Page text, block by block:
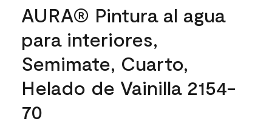
AURA® Pintura al agua
para interiores,
Semimate, Cuarto,
Helado de Vainilla 2154-
70